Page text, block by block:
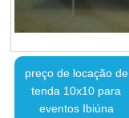
preço de locação de
tenda 10x10 para
eventos Ibiúna